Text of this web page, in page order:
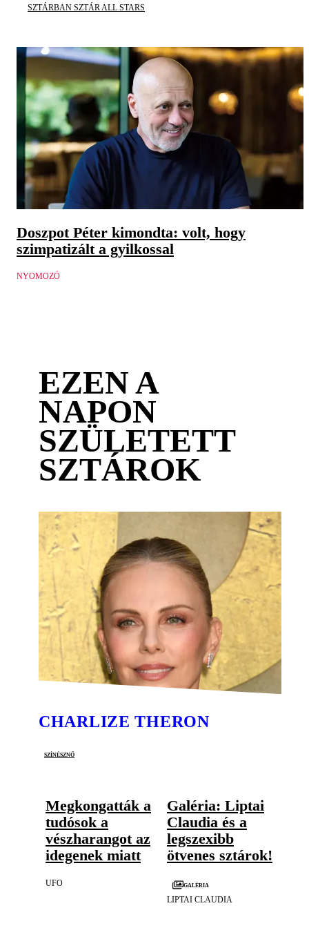
SZTÁRBAN SZTÁR ALL STARS
Doszpot Péter kimondta: volt, hogy
szimpatizált a gyilkossal
NYOMOZÓ
EZEN A
NAPON
SZÜLETETT
SZTÁROK
CHARLIZE THERON
színésznő
Megkongatták a
tudósok a
vészharangot az
idegenek miatt
UFO
Galéria: Liptai
Claudia és a
legszexibb
ötvenes sztárok!
Galéria
LIPTAI CLAUDIA